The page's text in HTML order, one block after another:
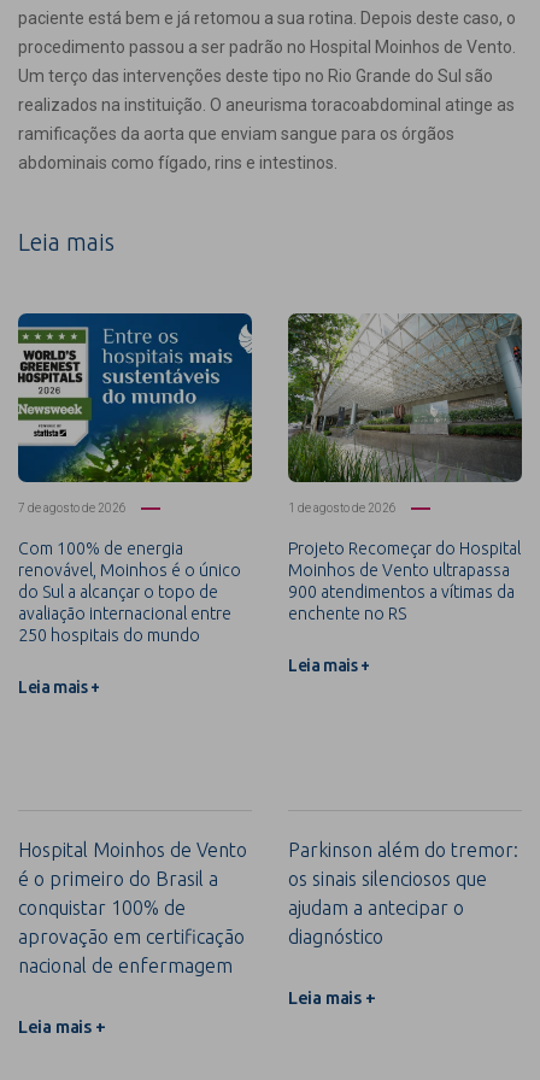
paciente está bem e já retomou a sua rotina. Depois deste caso, o
procedimento passou a ser padrão no Hospital Moinhos de Vento.
Um terço das intervenções deste tipo no Rio Grande do Sul são
realizados na instituição. O aneurisma toracoabdominal atinge as
ramificações da aorta que enviam sangue para os órgãos
abdominais como fígado, rins e intestinos.
Leia mais
7 de agosto de 2026
Com 100% de energia
renovável, Moinhos é o único
do Sul a alcançar o topo de
avaliação internacional entre
250 hospitais do mundo
Leia mais +
1 de agosto de 2026
Projeto Recomeçar do Hospital
Moinhos de Vento ultrapassa
900 atendimentos a vítimas da
enchente no RS
Leia mais +
Hospital Moinhos de Vento
é o primeiro do Brasil a
conquistar 100% de
aprovação em certificação
nacional de enfermagem
Leia mais +
Parkinson além do tremor:
os sinais silenciosos que
ajudam a antecipar o
diagnóstico
Leia mais +